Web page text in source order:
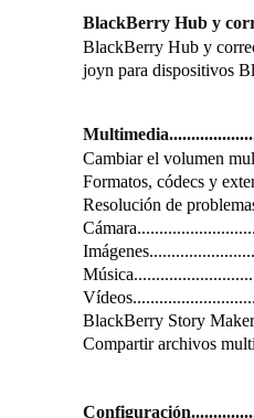
BlackBerry Hub y
BlackBerry Hub y
joyn para dispositivos
Cambiar el volumen
Formatos, códecs y
Resolución de
BlackBerry Story
Compartir archivos